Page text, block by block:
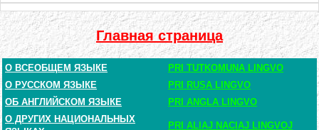
Главная страница
О ВСЕОБЩЕМ ЯЗЫКЕ
PRI TUTKOMUNA LINGVO
О РУССКОМ ЯЗЫКЕ
PRI RUSA LINGVO
ОБ АНГЛИЙСКОМ ЯЗЫКЕ
PRI ANGLA LINGVO
О ДРУГИХ НАЦИОНАЛЬНЫХ
PRI ALIAJ NACIAJ LINGVOJ